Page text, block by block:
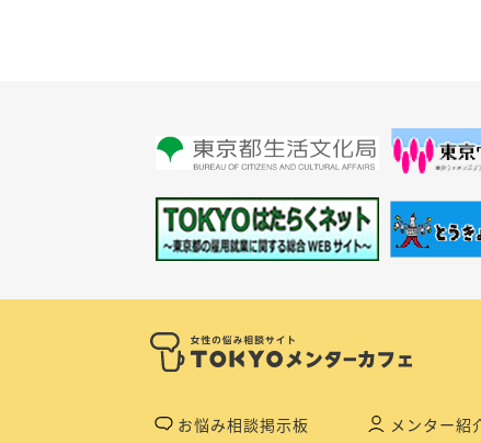
お悩み相談掲示板 メンター紹